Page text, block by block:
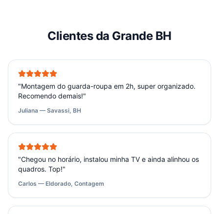
Clientes da Grande BH
"Montagem do guarda-roupa em 2h, super organizado.
Recomendo demais!"
Juliana — Savassi, BH
"Chegou no horário, instalou minha TV e ainda alinhou os
quadros. Top!"
Carlos — Eldorado, Contagem